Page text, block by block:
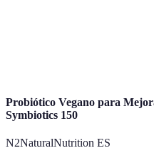
Probiótico Vegano para
Symbiotics 150
N2NaturalNutrition ES